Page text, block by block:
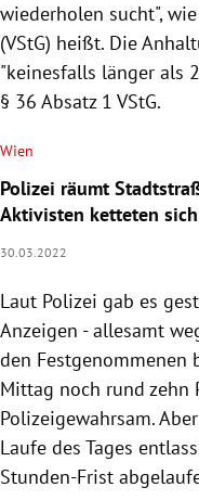
wiederholen sucht",
(VStG) heißt. Die
"keinesfalls länger als
§ 36 Absatz 1 VStG.
Wien
Polizei räumt
Aktivisten ketteten
30.03.2022
Laut Polizei gab es
Anzeigen - allesamt
den Festgenommenen
Mittag noch rund zehn
Polizeigewahrsam.
Laufe des Tages
Stunden-Frist